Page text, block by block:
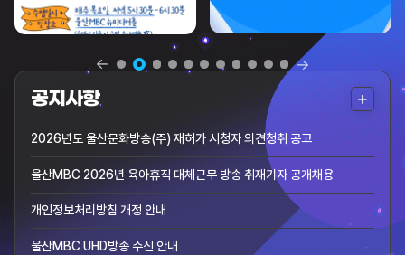
공지사항
2026년도 울산문화방송(주) 재허가 시청자 의견청취 공고
울산MBC 2026년 육아휴직 대체근무 방송 취재기자 공개채용
개인정보처리방침 개정 안내
울산MBC UHD방송 수신 안내
더